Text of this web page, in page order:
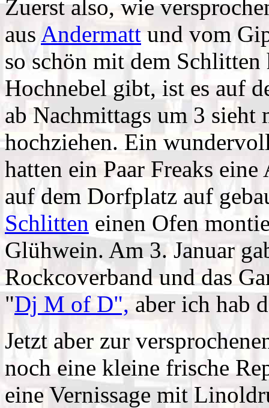
Zuerst also, wie
aus Andermatt und vom
so schön mit dem Schlitten
Hochnebel gibt, ist es auf
ab Nachmittags um 3 sieht
hochziehen. Ein
hatten ein Paar Freaks
auf dem Dorfplatz auf
Schlitten einen Ofen
Glühwein. Am 3. Januar
Rockcoverband und das
"Dj M of D",aber ich hab
Jetzt aber zur
noch eine kleine frische
eine Vernissage mit